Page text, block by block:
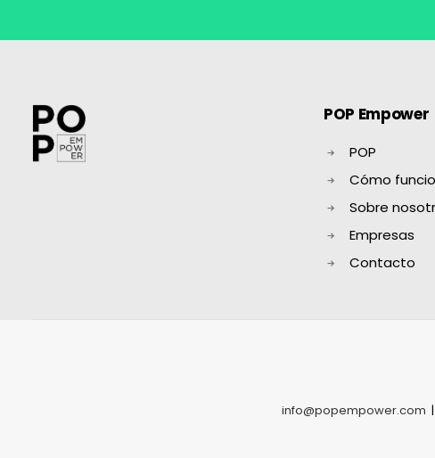
POP Empower
POP
Cómo
Sobre
Empresas
Contacto
info@popempower.com |